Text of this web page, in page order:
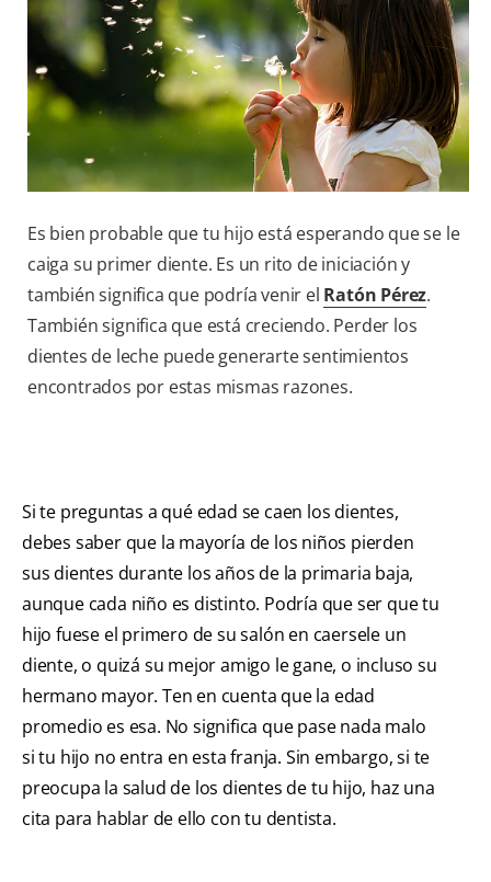
PARA PROFESIONALES
CUPONES
DÓNDE COMPRAR
PE (ES)
Es bien probable que tu hijo está esperando que se le
caiga su primer diente. Es un rito de iniciación y
también significa que podría venir el Ratón Pérez.
También significa que está creciendo. Perder los
dientes de leche puede generarte sentimientos
encontrados por estas mismas razones.
Si te preguntas a qué edad se caen los dientes,
debes saber que la mayoría de los niños pierden
sus dientes durante los años de la primaria baja,
aunque cada niño es distinto. Podría que ser que tu
hijo fuese el primero de su salón en caersele un
diente, o quizá su mejor amigo le gane, o incluso su
hermano mayor. Ten en cuenta que la edad
promedio es esa. No significa que pase nada malo
si tu hijo no entra en esta franja. Sin embargo, si te
preocupa la salud de los dientes de tu hijo, haz una
cita para hablar de ello con tu dentista.